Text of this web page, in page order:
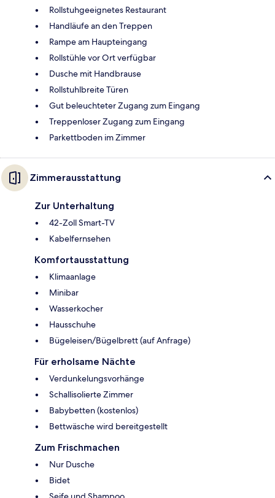
Rollstuhgeeignetes Restaurant
Handläufe an den Treppen
Rampe am Haupteingang
Rollstühle vor Ort verfügbar
Dusche mit Handbrause
Rollstuhlbreite Türen
Gut beleuchteter Zugang zum Eingang
Treppenloser Zugang zum Eingang
Parkettboden im Zimmer
Zimmerausstattung
Zur Unterhaltung
42-Zoll Smart-TV
Kabelfernsehen
Komfortausstattung
Klimaanlage
Minibar
Wasserkocher
Hausschuhe
Bügeleisen/Bügelbrett (auf Anfrage)
Für erholsame Nächte
Verdunkelungsvorhänge
Schallisolierte Zimmer
Babybetten (kostenlos)
Bettwäsche wird bereitgestellt
Zum Frischmachen
Nur Dusche
Bidet